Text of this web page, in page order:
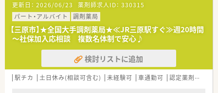
す。
【法人特徴について】
■中国地方を中心に業界最大規模の店舗展開をしており、地域に
密着したドラッグストアと調剤薬局を運営する安定企業です。
■すべての店舗を調剤併設にしていく目標を掲げ、地域の健康を
トータルでサポートする薬局づくりを積極的に推進していま
す。
■医療や保険、福祉などのテーマで健康セミナーを年間130回以
更新日： 2026/06/23 薬剤師求人ID： 330315
パート・アルバイト
調剤薬局
【三原市】★全国大手調剤薬局★≪JR三原駅すぐ≫週20時間
～社保加入応相談 複数名体制で安心♪
検討リストに追加
駅チカ 土日休み(相談可含む) 未経験可 車通勤可 認定薬剤師取得支援あり